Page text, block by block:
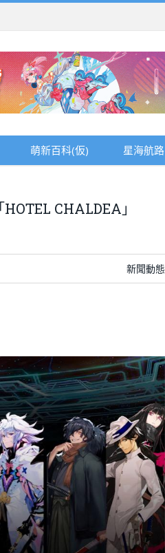
萌新百科(仮) 星海航路
CHALDEA」
新聞動態